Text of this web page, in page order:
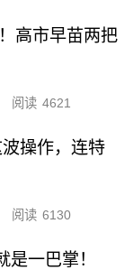
高市早苗两把
阅读 4621
操作，连特
阅读 6130
一巴掌！